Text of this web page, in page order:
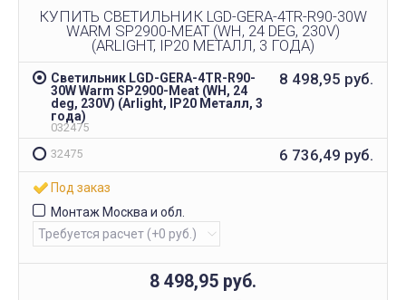
КУПИТЬ СВЕТИЛЬНИК LGD-GERA-4TR-R90-30W
WARM SP2900-MEAT (WH, 24 DEG, 230V)
(ARLIGHT, IP20 МЕТАЛЛ, 3 ГОДА)
Светильник LGD-GERA-4TR-R90-
30W Warm SP2900-Meat (WH, 24
deg, 230V) (Arlight, IP20 Металл, 3
года)
032475
8 498,95 руб.
32475 6 736,49 руб.
Под заказ
Монтаж Москва и обл.
8 498,95 руб.